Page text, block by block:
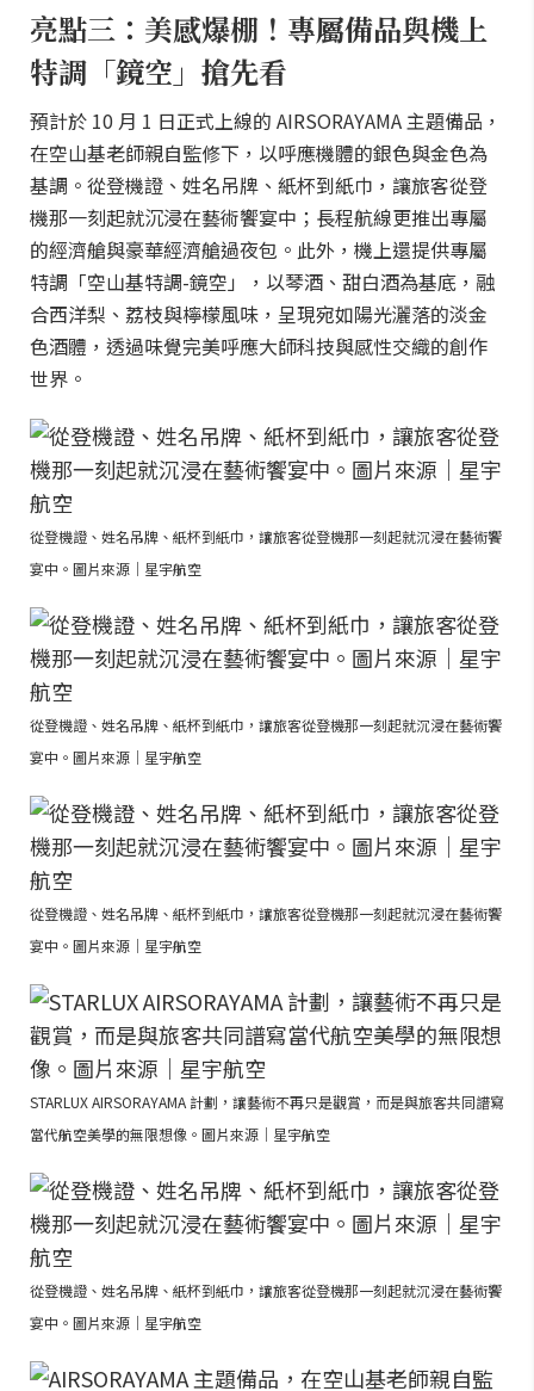
亮點三：美感爆棚！專屬備品與機上
特調「鏡空」搶先看
預計於 10 月 1 日正式上線的 AIRSORAYAMA 主題備品，
在空山基老師親自監修下，以呼應機體的銀色與金色為
基調。從登機證、姓名吊牌、紙杯到紙巾，讓旅客從登
機那一刻起就沉浸在藝術饗宴中；長程航線更推出專屬
的經濟艙與豪華經濟艙過夜包。此外，機上還提供專屬
特調「空山基特調-鏡空」，以琴酒、甜白酒為基底，融
合西洋梨、荔枝與檸檬風味，呈現宛如陽光灑落的淡金
色酒體，透過味覺完美呼應大師科技與感性交織的創作
世界。
從登機證、姓名吊牌、紙杯到紙巾，讓旅客從登機那一刻起就沉浸在藝術饗
宴中。圖片來源｜星宇航空
從登機證、姓名吊牌、紙杯到紙巾，讓旅客從登機那一刻起就沉浸在藝術饗
宴中。圖片來源｜星宇航空
從登機證、姓名吊牌、紙杯到紙巾，讓旅客從登機那一刻起就沉浸在藝術饗
宴中。圖片來源｜星宇航空
STARLUX AIRSORAYAMA 計劃，讓藝術不再只是觀賞，而是與旅客共同譜寫
當代航空美學的無限想像。圖片來源｜星宇航空
從登機證、姓名吊牌、紙杯到紙巾，讓旅客從登機那一刻起就沉浸在藝術饗
宴中。圖片來源｜星宇航空